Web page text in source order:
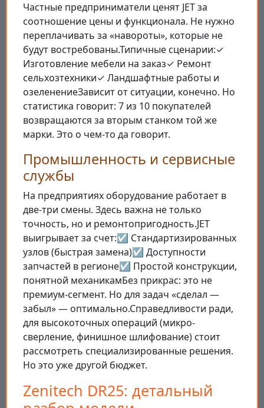
Частные предприниматели ценят JET за
соотношение цены и функционала. Не нужно
переплачивать за «навороты», которые не
будут востребованы.Типичные сценарии:✓
Изготовление мебели на заказ✓ Ремонт
сельхозтехники✓ Ландшафтные работы и
озеленениеЗависит от ситуации, конечно. Но
статистика говорит: 7 из 10 покупателей
возвращаются за вторым станком той же
марки. Это о чем-то да говорит.
Промышленность и сервисные
службы
На предприятиях оборудование работает в
две-три смены. Здесь важна не только
точность, но и ремонтопригодность.JET
выигрывает за счет:☑️ Стандартизированных
узлов (быстрая замена)☑️ Доступности
запчастей в регионе☑️ Простой конструкции,
понятной механикамБез прикрас: это не
премиум-сегмент. Но для задач «сделал —
забыл» — оптимально.Справедливости ради,
для высокоточных операций (микро-
сверление, финишное шлифование) стоит
рассмотреть специализированные решения.
Но это уже другой бюджет.
Zenitech DR25: детальный